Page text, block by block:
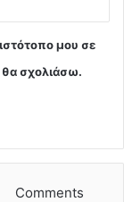
μου σε
θα σχολιάσω.
Comments